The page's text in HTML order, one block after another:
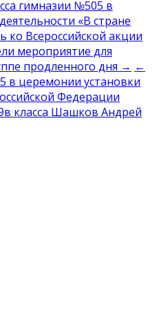
гимназии №505 в
«В стране
ко Всероссийской акции
мероприятие для
продленного дня → ←
в церемонии установки
Федерации
класса Шашков Андрей